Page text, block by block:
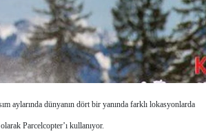
aylarında dünyanın dört bir yanında farklı lokasyonlarda
Parcelcopter’ı kullanıyor.